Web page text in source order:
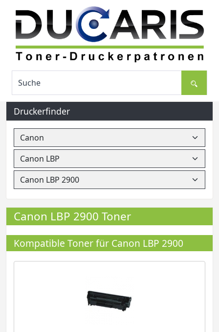
Druckerfinder
Canon LBP 2900 Toner
Kompatible Toner für Canon LBP 2900